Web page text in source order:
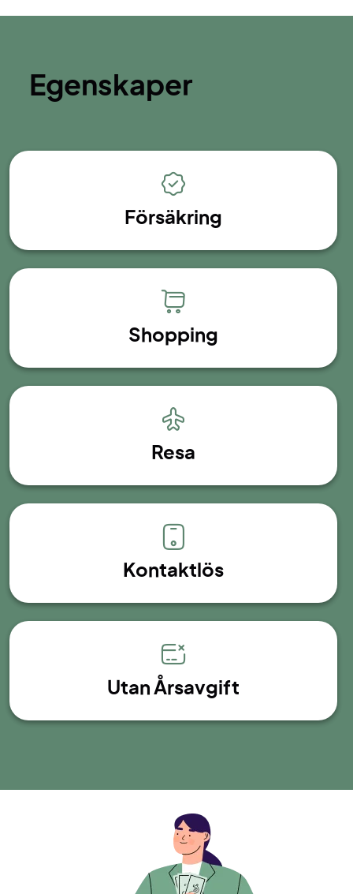
Egenskaper
Försäkring
Shopping
Resa
Kontaktlös
Utan Årsavgift